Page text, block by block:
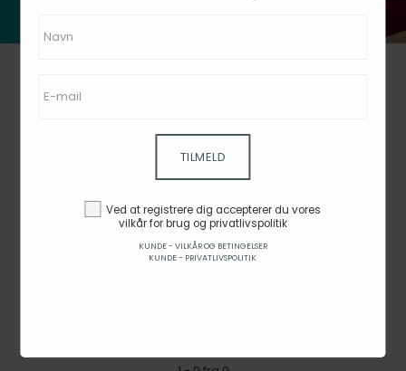
TILMELD
Ved at registrere dig accepterer du vores
vilkår for brug og privatlivspolitik
KUNDE - VILKÅR OG BETINGELSER
KUNDE - PRIVATLIVSPOLITIK
MYPROTEIN
-